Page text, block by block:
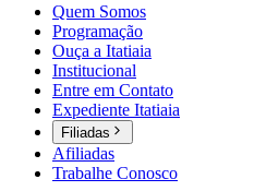
Quem Somos
Programação
Ouça a Itatiaia
Institucional
Entre em Contato
Expediente Itatiaia
Filiadas
Afiliadas
Trabalhe Conosco